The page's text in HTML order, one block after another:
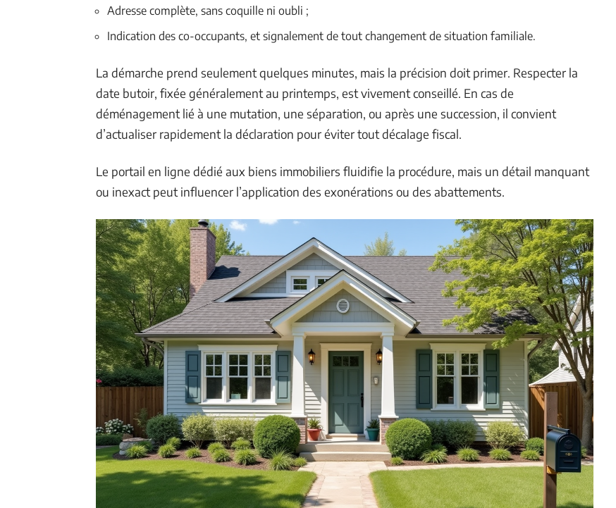
Adresse complète, sans coquille ni oubli ;
Indication des co-occupants, et signalement de tout changement de situation familiale.
La démarche prend seulement quelques minutes, mais la précision doit primer. Respecter la
date butoir, fixée généralement au printemps, est vivement conseillé. En cas de
déménagement lié à une mutation, une séparation, ou après une succession, il convient
d’actualiser rapidement la déclaration pour éviter tout décalage fiscal.
Le portail en ligne dédié aux biens immobiliers fluidifie la procédure, mais un détail manquant
ou inexact peut influencer l’application des exonérations ou des abattements.